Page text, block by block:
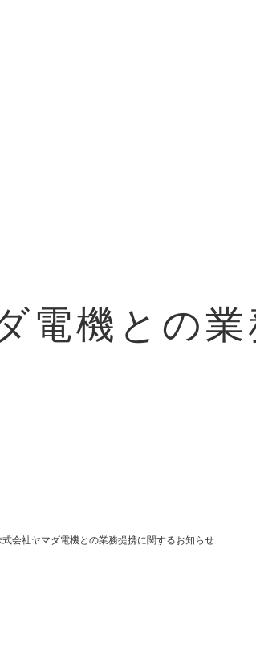
電機との
式会社ヤマダ電機との業務提携に関するお知らせ